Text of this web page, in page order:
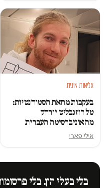
אלימות מינית
בעקבות מחאת הסטודנטיות:
טל רוזנבליט יורחק
מהאוניברסיטה העברית
אילי פארי
בלי בעלי הון. בלי